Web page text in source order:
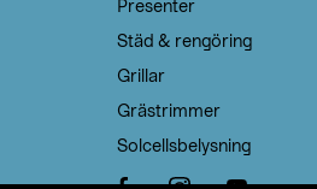
Presenter
Städ & rengöring
Grillar
Grästrimmer
Solcellsbelysning